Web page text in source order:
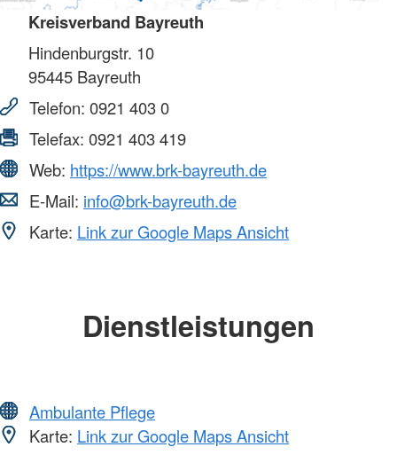
Kreisverband Bayreuth
Hindenburgstr. 10
95445 Bayreuth
Telefon: 0921 403 0
Telefax: 0921 403 419
Web: https://www.brk-bayreuth.de
E-Mail: info@brk-bayreuth.de
Karte: Link zur Google Maps Ansicht
Dienstleistungen
Ambulante Pflege
Karte: Link zur Google Maps Ansicht